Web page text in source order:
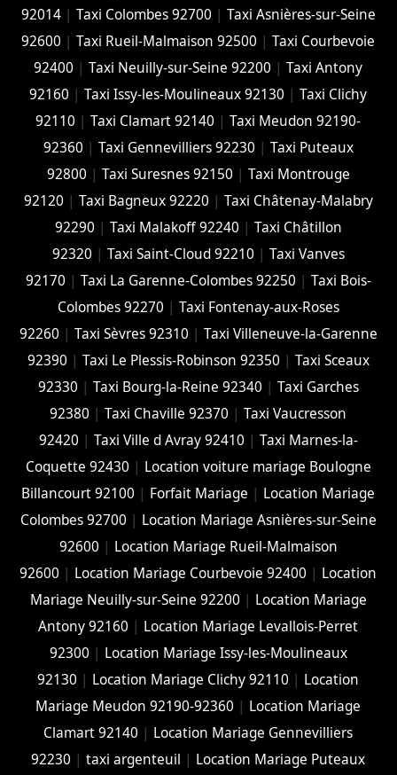
92014| Taxi Colombes 92700 | Taxi Asnières-sur-Seine
92600 |Taxi Rueil-Malmaison 92500 |Taxi Courbevoie
92400 |Taxi Neuilly-sur-Seine 92200 |Taxi Antony
92160 |Taxi Issy-les-Moulineaux 92130 |Taxi Clichy
92110 |Taxi Clamart 92140 |Taxi Meudon 92190-
92360 | Taxi Gennevilliers 92230 | Taxi Puteaux
92800 | Taxi Suresnes 92150 | Taxi Montrouge
92120 | Taxi Bagneux 92220 | Taxi Châtenay-Malabry
92290 | Taxi Malakoff 92240 | Taxi Châtillon
92320 | Taxi Saint-Cloud 92210 | Taxi Vanves
92170 | Taxi La Garenne-Colombes 92250 | Taxi Bois-
Colombes 92270 | Taxi Fontenay-aux-Roses
92260 | Taxi Sèvres 92310 | Taxi Villeneuve-la-Garenne
92390 | Taxi Le Plessis-Robinson 92350 | Taxi Sceaux
92330 | Taxi Bourg-la-Reine 92340 | Taxi Garches
92380 |Taxi Chaville 92370 |Taxi Vaucresson
92420 | Taxi Ville d Avray 92410 | Taxi Marnes-la-
Coquette 92430 | Location voiture mariage Boulogne
Billancourt 92100 | Forfait Mariage | Location Mariage
Colombes 92700 | Location Mariage Asnières-sur-Seine
92600 | Location Mariage Rueil-Malmaison
92600 | Location Mariage Courbevoie 92400 | Location
Mariage Neuilly-sur-Seine 92200 | Location Mariage
Antony 92160 | Location Mariage Levallois-Perret
92300 | Location Mariage Issy-les-Moulineaux
92130 | Location Mariage Clichy 92110 | Location
Mariage Meudon 92190-92360 | Location Mariage
Clamart 92140 | Location Mariage Gennevilliers
92230 |taxi argenteuil | Location Mariage Puteaux